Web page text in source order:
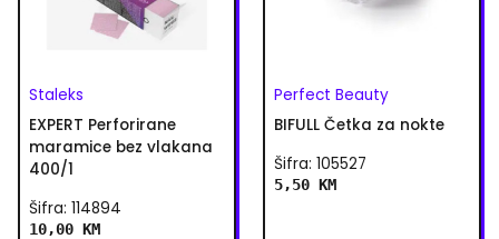
Staleks
EXPERT Perforirane
maramice bez vlakana
400/1
Šifra: 114894
10,00 KM
Perfect Beauty
BIFULL Četka za nokte
Šifra: 105527
5,50 KM